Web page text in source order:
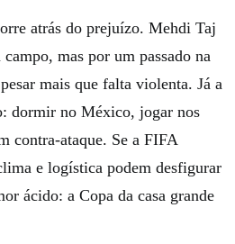
atrás do prejuízo. Mehdi Taj
mas por um passado na
mais que falta violenta. Já a
dormir no México, jogar nos
contra-ataque. Se a FIFA
e logística podem desfigurar
ácido: a Copa da casa grande